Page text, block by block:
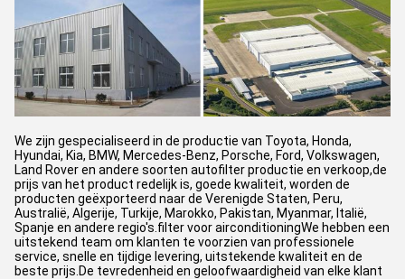
We zijn gespecialiseerd in de productie van Toyota, Honda,
Hyundai, Kia, BMW, Mercedes-Benz, Porsche, Ford, Volkswagen,
Land Rover en andere soorten autofilter productie en verkoop,de
prijs van het product redelijk is, goede kwaliteit, worden de
producten geëxporteerd naar de Verenigde Staten, Peru,
Australië, Algerije, Turkije, Marokko, Pakistan, Myanmar, Italië,
Spanje en andere regio's.filter voor airconditioningWe hebben een
uitstekend team om klanten te voorzien van professionele
service, snelle en tijdige levering, uitstekende kwaliteit en de
beste prijs.De tevredenheid en geloofwaardigheid van elke klant